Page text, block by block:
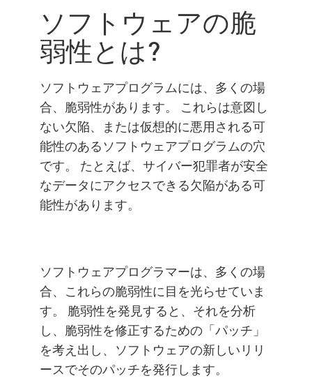
チェック・ポイントのソリュ
ーション
ソフトウェアの脆
弱性とは?
ソフトウェアプログラムには、多くの場
合、脆弱性があります。 これらは意図し
ない欠陥、または仮想的に悪用される可
能性のあるソフトウェアプログラムの穴
です。 たとえば、サイバー犯罪者が安全
なデータにアクセスできる欠陥がある可
能性があります。
ソフトウェアプログラマーは、多くの場
合、これらの脆弱性に目を光らせていま
す。 脆弱性を発見すると、それを分析
し、脆弱性を修正するための「パッチ」
を考え出し、ソフトウェアの新しいリリ
ースでそのパッチを発行します。